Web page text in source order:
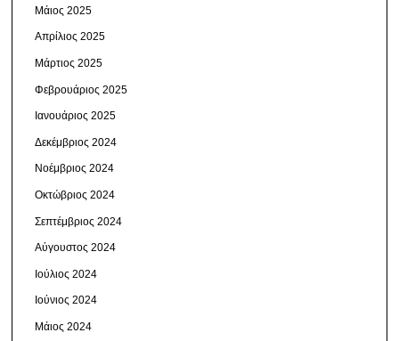
Μάιος 2025
Απρίλιος 2025
Μάρτιος 2025
Φεβρουάριος 2025
Ιανουάριος 2025
Δεκέμβριος 2024
Νοέμβριος 2024
Οκτώβριος 2024
Σεπτέμβριος 2024
Αύγουστος 2024
Ιούλιος 2024
Ιούνιος 2024
Μάιος 2024